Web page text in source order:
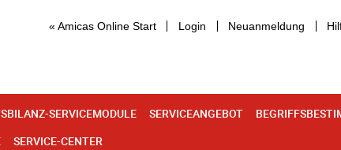
« Amicas Online Start Login Neuanmeldung
SERVICEMODULE SERVICEANGEBOT
SERVICE-CENTER